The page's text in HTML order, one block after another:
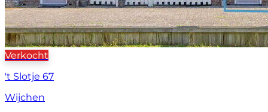
Verkocht
't Slotje 67
Wijchen